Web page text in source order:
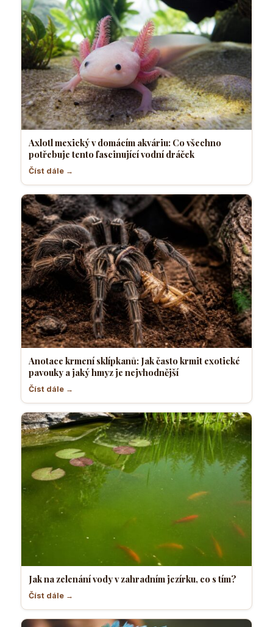
Axlotl mexický v domácím akváriu: Co všechno
potřebuje tento fascinující vodní dráček
Číst dále →
Anotace krmení sklípkanů: Jak často krmit exotické
pavouky a jaký hmyz je nejvhodnější
Číst dále →
Jak na zelenání vody v zahradním jezírku, co s tím?
Číst dále →